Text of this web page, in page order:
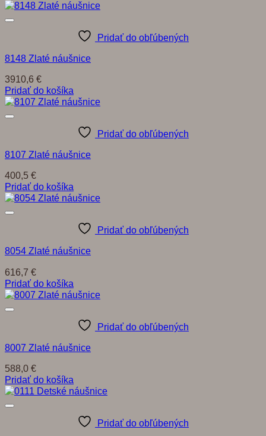
Pridať do obľúbených
8148 Zlaté náušnice
3910,6 €
Pridať do košíka
Pridať do obľúbených
8107 Zlaté náušnice
400,5 €
Pridať do košíka
Pridať do obľúbených
8054 Zlaté náušnice
616,7 €
Pridať do košíka
Pridať do obľúbených
8007 Zlaté náušnice
588,0 €
Pridať do košíka
Pridať do obľúbených